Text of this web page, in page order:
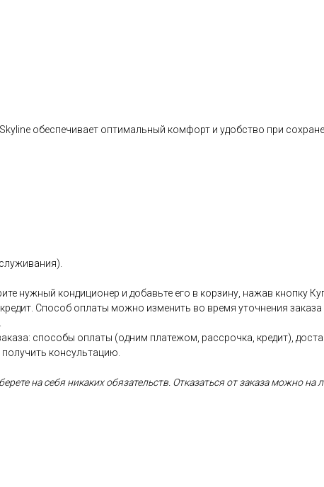
обеспечивает оптимальный комфорт и удобство при
нужный кондиционер и добавьте его в корзину, нажав кнопку
Способ оплаты можно изменить во время уточнения
способы оплаты (одним платежом, рассрочка, кредит),
консультацию.
на себя никаких обязательств. Отказаться от заказа можно на